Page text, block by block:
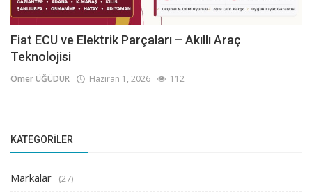
Fiat ECU ve Elektrik Parçaları – Akıllı Araç
Teknolojisi
Ömer ÜĞÜDÜR Haziran 1, 2026 112
KATEGORILER
Markalar (27)